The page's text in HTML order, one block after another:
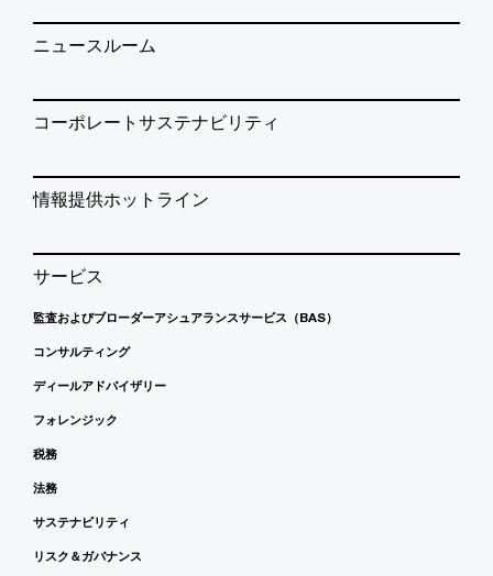
ニュースルーム
コーポレートサステナビリティ
情報提供ホットライン
サービス
監査およびブローダーアシュアランスサービス（BAS）
コンサルティング
ディールアドバイザリー
フォレンジック
税務
法務
サステナビリティ
リスク＆ガバナンス